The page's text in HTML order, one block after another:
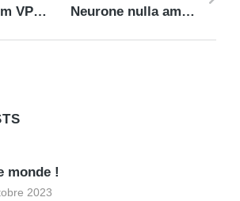
Lorem ipsum VPN: dolor nulla & amet glavrida morbi Neurone nulla amet from lorem ipsum
monde !
2023